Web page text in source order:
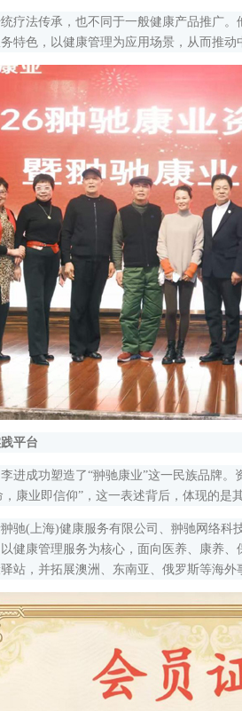
法传承，也不同于一般健康产品推广。
特色，以健康管理为应用场景，从而推动
平台
成功塑造了“翀驰康业”这一民族品牌。
康业即信仰”，这一表述背后，体现的是
(上海)健康服务有限公司、翀驰网络科
健康管理服务为核心，面向医养、康养
站，并拓展澳洲、东南亚、俄罗斯等海外